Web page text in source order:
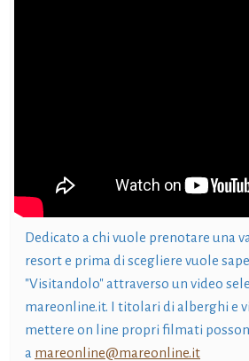
Dedicato a chi vuole prenotare una
resort e prima di scegliere vuole
"Visitandolo" attraverso un video
mareonline.it. I titolari di alberghi e
mettere on line propri filmati
a mareonline@mareonline.it